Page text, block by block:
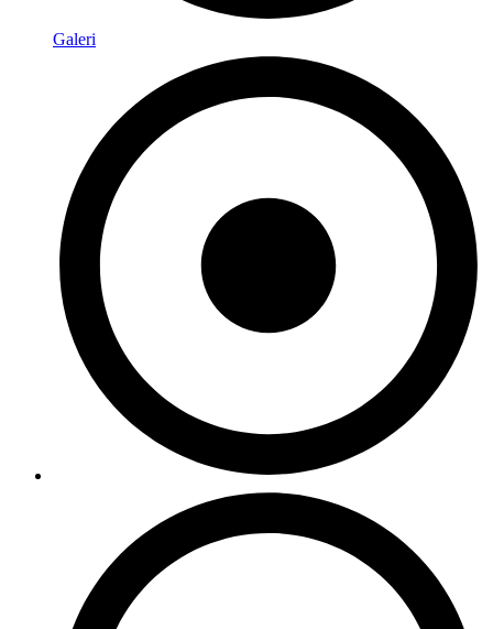
Galeri